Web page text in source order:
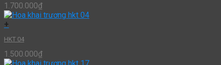
1.700.000₫
+
HKT 04
1.500.000₫